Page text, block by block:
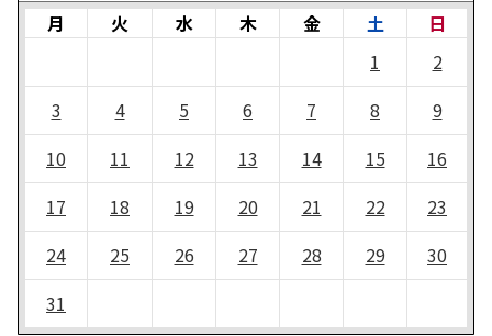
月 火 水 木 金 土
日
1
2
3
4 5 6 7 8
9
10
11 12 13 14 15
16
17
18 19 20 21 22
23
24
25 26 27 28 29
30
31